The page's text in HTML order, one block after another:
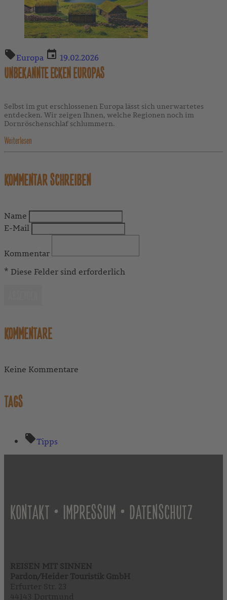
Europa 19.02.2026
UNBEKANNTE ECKEN EUROPAS
Selbst im gut erschlossenen Europa lässt sich unerwartetes
entdecken. Wir zeigen Ihnen, welche Regionen noch im
Dornröschenschlaf schlummern.
Weiterlesen
KOMMENTAR SCHREIBEN
Name
E-Mail
Kommentar
* Diese Felder sind erforderlich
KOMMENTARE
Keine Kommentare
TAGS
Tipps
KONTAKT • IMPRESSUM • DATENSCHUTZ